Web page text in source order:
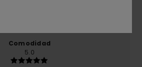
Comodidad
5.0